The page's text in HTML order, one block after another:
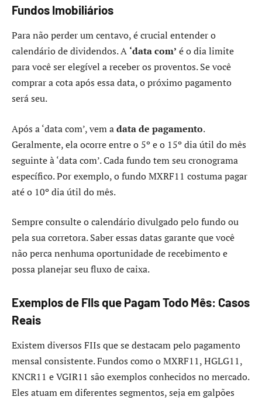
Fundos Imobiliários
Para não perder um centavo, é crucial entender o
calendário de dividendos. A ‘data com’ é o dia limite
para você ser elegível a receber os proventos. Se você
comprar a cota após essa data, o próximo pagamento
será seu.
Após a ‘data com’, vem adata de pagamento.
Geralmente, ela ocorre entre o 5º e o 15º dia útil do mês
seguinte à ‘data com’. Cada fundo tem seu cronograma
específico. Por exemplo, o fundo MXRF11 costuma pagar
até o 10º dia útil do mês.
Sempre consulte o calendário divulgado pelo fundo ou
pela sua corretora. Saber essas datas garante que você
não perca nenhuma oportunidade de recebimento e
possa planejar seu fluxo de caixa.
Exemplos de FIIs que Pagam Todo Mês: Casos
Reais
Existem diversos FIIs que se destacam pelo pagamento
mensal consistente. Fundos como o MXRF11, HGLG11,
KNCR11 e VGIR11 são exemplos conhecidos no mercado.
Eles atuam em diferentes segmentos, seja em galpões